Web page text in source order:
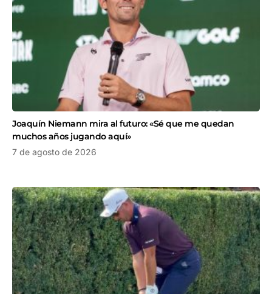
Joaquín Niemann mira al futuro: «Sé que me quedan
muchos años jugando aquí»
7 de agosto de 2026